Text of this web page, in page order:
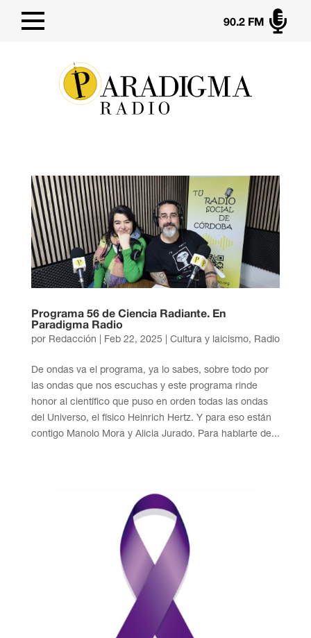

90.2 FM
Programa 56 de Ciencia Radiante. En
Paradigma Radio
por Redacción Feb 22, 2025 Cultura y laicismo, Radio
De ondas va el programa, ya lo sabes, sobre todo por
las ondas que nos escuchas y este programa rinde
honor al científico que puso en orden todas las ondas
del Universo, el físico Heinrich Hertz. Y para eso están
contigo Manolo Mora y Alicia Jurado. Para hablarte de...